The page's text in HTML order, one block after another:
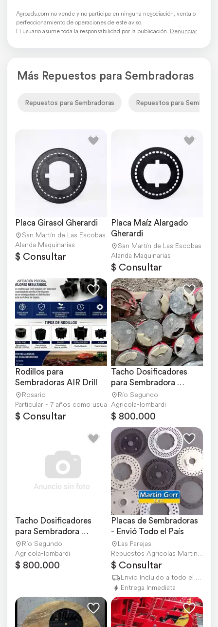
Agroads.com no vende y no participa en ninguna negociación, venta o
perfeccionamiento de operaciones de este aviso.
El usuario asume toda la responsabilidad por la publicación. Denunciar
Más Repuestos para Sembradoras
Repuestos para Sembradoras Repuestos para
Placa Girasol Gherardi
San Martín de Las Escobas
Alanda Maquinarias
$ Consultar
Placa Maíz Alargado
Gherardi
San Martín de Las Escobas
Alanda Maquinarias
$ Consultar
Rodillos para
Sembradoras AIR Drill
Rosario
Particular - 7 años como usuario
$ Consultar
Tacho Dosificadores
para Sembradora
Gherardi
Río Segundo
Agricola-lombardi
$ 800.000
Tacho Dosificadores
para Sembradora
Gherardi
Río Segundo
Agricola-lombardi
$ 800.000
Placas de Sembradoras
- Envió Todo el País
Las Parejas
Repuestos Agricolas Martin Gorr S.R.L.
$ Consultar
Envío Incluido a todo el país
Entrega Inmediata